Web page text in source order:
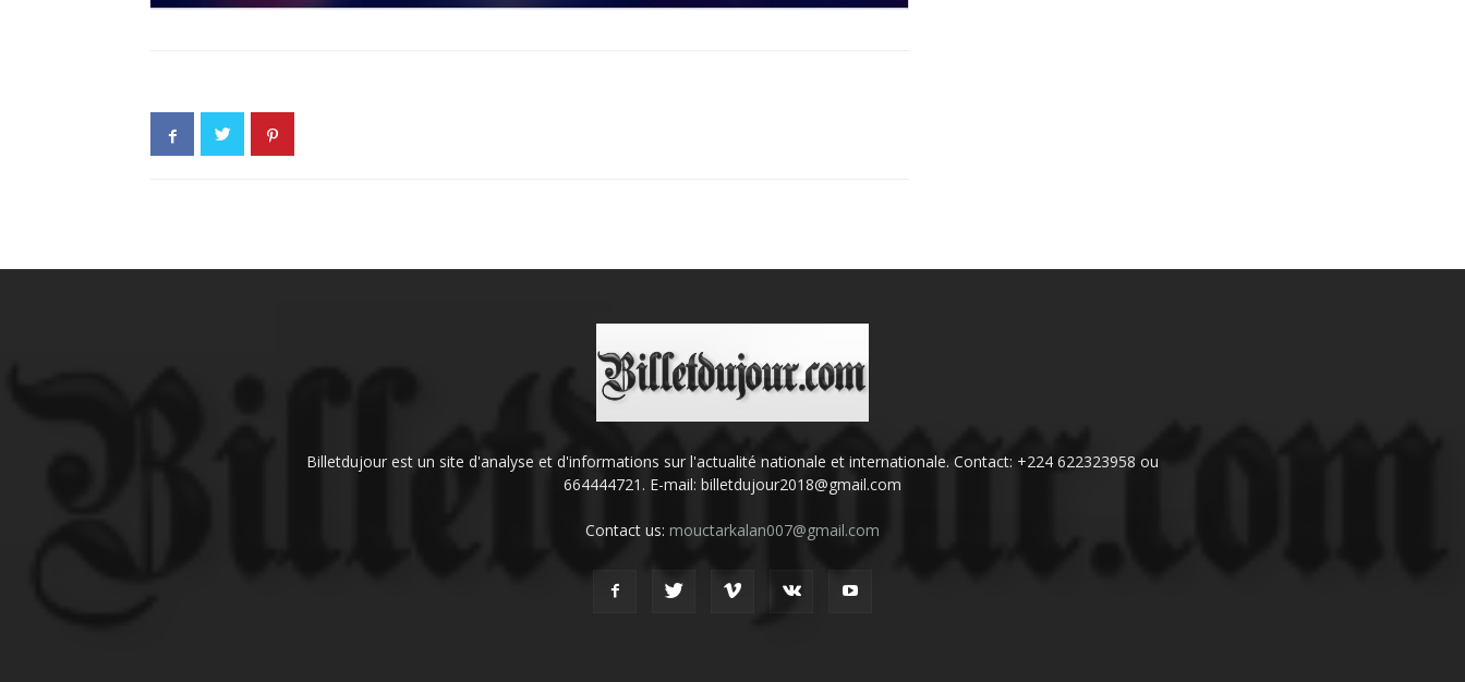
Billetdujour est un site d'analyse et d'informations sur l'actualité nationale et internationale. Contact: +224 622323958 ou
664444721. E-mail: billetdujour2018@gmail.com
Contact us: mouctarkalan007@gmail.com